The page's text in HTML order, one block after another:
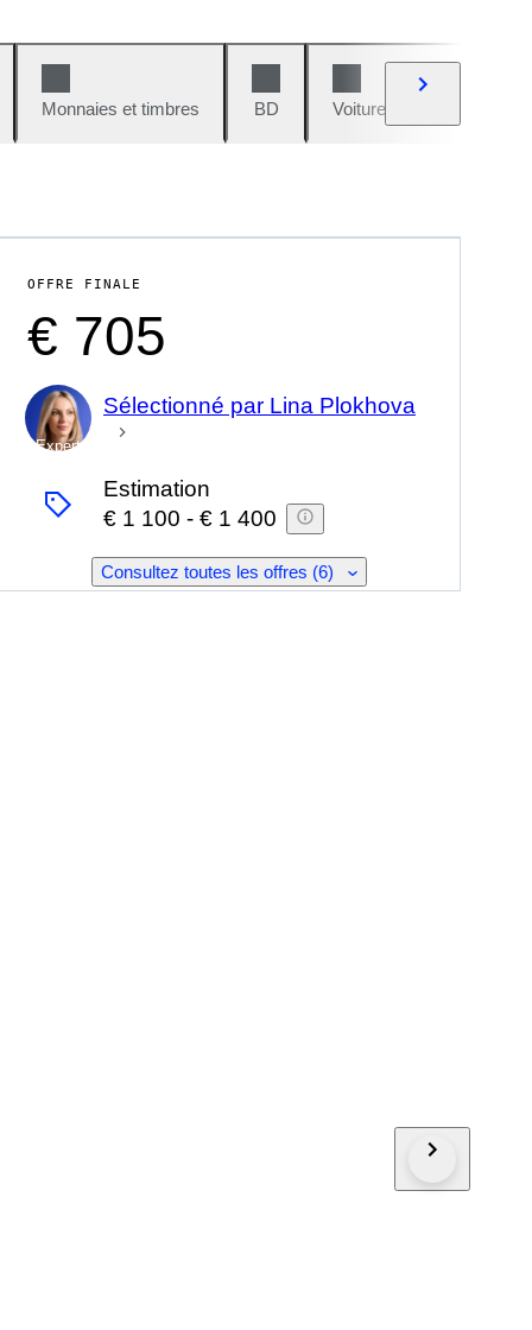
Monnaies et timbres BD Voitures et motos
OFFRE FINALE
€ 705
Expert
Sélectionné par Lina Plokhova
Estimation
€ 1 100 - € 1 400
Consultez toutes les offres (6)